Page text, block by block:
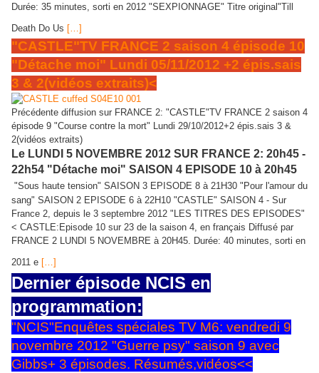
Durée: 35 minutes, sorti en 2012 "SEXPIONNAGE" Titre original"Till
Death Do Us […]
"CASTLE"TV FRANCE 2 saison 4 épisode 10
"Détache moi" Lundi 05/11/2012 +2 épis.sais
3 & 2(vidéos extraits)<
Précédente diffusion sur FRANCE 2: "CASTLE"TV FRANCE 2 saison 4
épisode 9 "Course contre la mort" Lundi 29/10/2012+2 épis.sais 3 &
2(vidéos extraits)
Le LUNDI 5 NOVEMBRE 2012 SUR FRANCE 2: 20h45 -
22h54 "Détache moi" SAISON 4 EPISODE 10 à 20h45
"Sous haute tension" SAISON 3 EPISODE 8 à 21H30 "Pour l'amour du
sang" SAISON 2 EPISODE 6 à 22H10 "CASTLE" SAISON 4 - Sur
France 2, depuis le 3 septembre 2012 "LES TITRES DES EPISODES"
< CASTLE:Episode 10 sur 23 de la saison 4, en français Diffusé par
FRANCE 2 LUNDI 5 NOVEMBRE à 20H45. Durée: 40 minutes, sorti en
2011 e […]
Dernier épisode NCIS en
programmation:
"NCIS"Enquêtes spéciales TV M6: vendredi 9
novembre 2012 "Guerre psy" saison 9 avec
Gibbs+ 3 épisodes. Résumés,vidéos<<